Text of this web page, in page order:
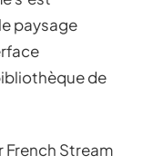
paysage
de
Stream